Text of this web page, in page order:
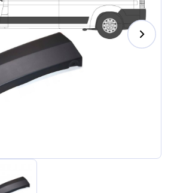
Magyar
Lietuvių
Hrvatski
Português